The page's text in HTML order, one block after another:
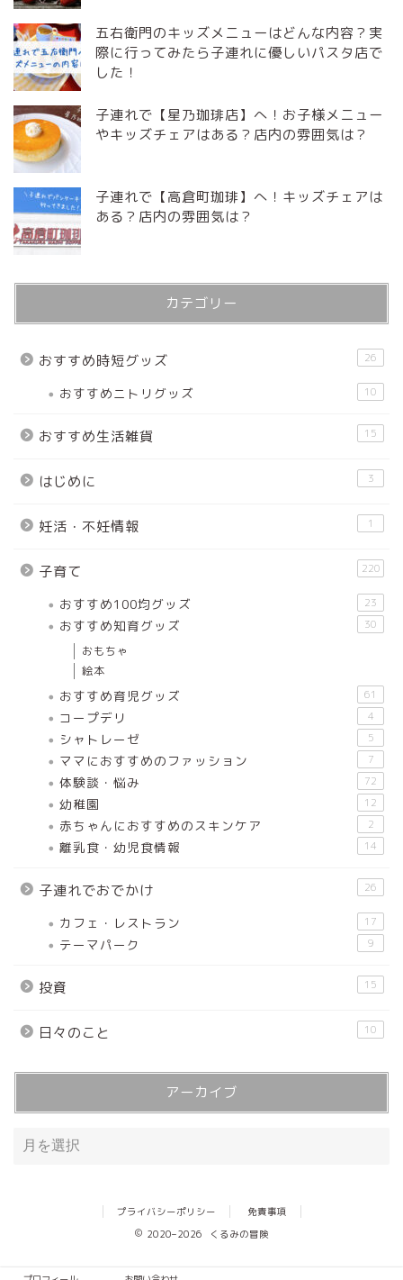
五右衛門のキッズメニューはどんな内容？実
際に行ってみたら子連れに優しいパスタ店で
した！
子連れで【星乃珈琲店】へ！お子様メニュー
やキッズチェアはある？店内の雰囲気は？
子連れで【高倉町珈琲】へ！キッズチェアは
ある？店内の雰囲気は？
カテゴリー
おすすめ時短グッズ 26
おすすめニトリグッズ 10
おすすめ生活雑貨 15
はじめに 3
妊活・不妊情報 1
子育て 220
おすすめ100均グッズ 23
おすすめ知育グッズ 30
おもちゃ
絵本
おすすめ育児グッズ 61
コープデリ 4
シャトレーゼ 5
ママにおすすめのファッション 7
体験談・悩み 72
幼稚園 12
赤ちゃんにおすすめのスキンケア 2
離乳食・幼児食情報 14
子連れでおでかけ 26
カフェ・レストラン 17
テーマパーク 9
投資 15
日々のこと 10
アーカイブ
プライバシーポリシー
免責事項
2020–2026 くるみの冒険